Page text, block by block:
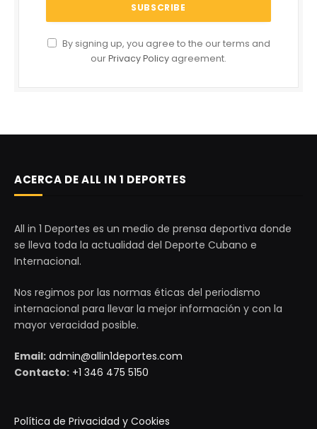
By signing up, you agree to the our terms and
ourPrivacy Policy agreement.
ACERCA DE ALL IN 1 DEPORTES
All in 1 Deportes es un medio de prensa deportiva donde
se lleva toda la actualidad del Deporte Cubano e
Internacional.
Nos regimos por las normas éticas del periodismo
internacional para llevar la mejor información y con la
mayor veracidad posible.
Email: admin@allin1deportes.com
Contacto: +1 346 475 5150
Política de Privacidad y Cookies